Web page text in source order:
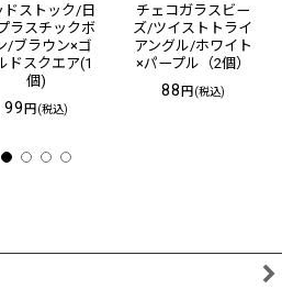
ドストック/日
ラスチックボ
/ブラウン×ゴ
ドスクエア(1
個)
99円(税込)
チェコガラスビー
ズ/ツイストトライ
アングル/ホワイト
×パープル（2個）
88円(税込)